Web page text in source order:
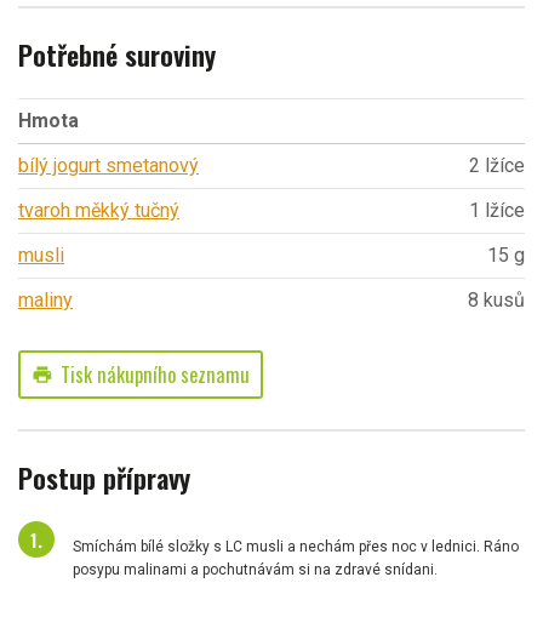
Potřebné suroviny
Hmota
bílý jogurt smetanový
2 lžíce
tvaroh měkký tučný
1 lžíce
musli
15 g
maliny
8 kusů
print Tisk nákupního seznamu
Postup přípravy
Smíchám bílé složky s LC musli a nechám přes noc v lednici. Ráno
posypu malinami a pochutnávám si na zdravé snídani.